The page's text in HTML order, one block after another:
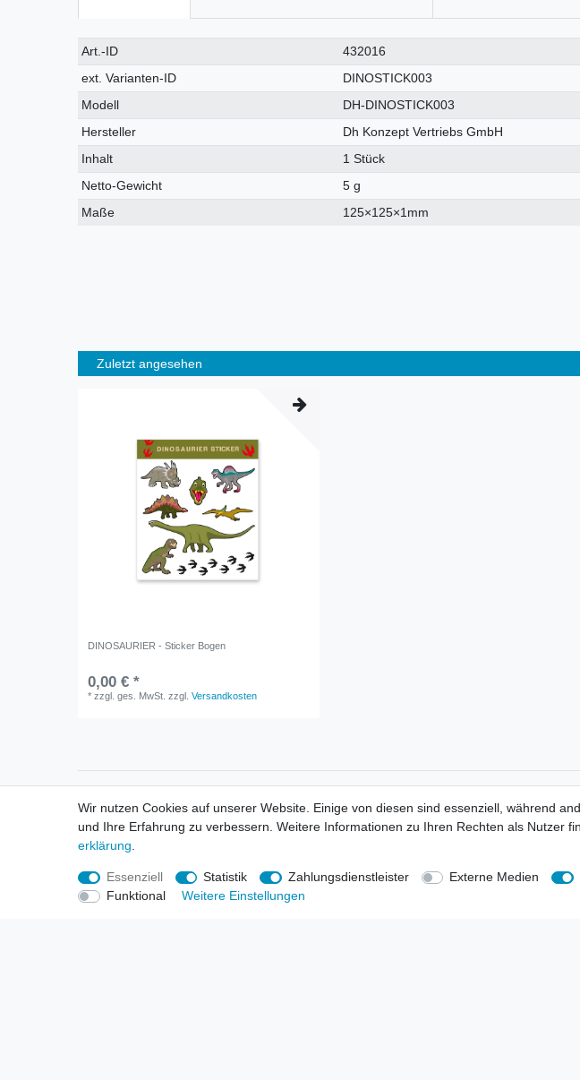
Technisches
Merkmal
Wert
Art.-ID
432016
ext. Varianten-ID
DINOSTICK003
Modell
DH-DINOSTICK003
Hersteller
Dh Konzept Vertriebs GmbH
Inhalt
1 Stück
Netto-Gewicht
5 g
Maße
125×125×1mm
Zuletzt angesehen
DINOSAURIER - Sticker Bogen
0,00 € *
*zzgl. ges. MwSt. zzgl.Versandkosten
Informationen
Neukunden / New Accounts
Zahlung
Versandkosten
Entsorgungs- & Umweltbestimmungen
Größentabellen
Informationen
Händlerbund - rechtssicher verkaufen
Produkt-Kataloge
Über uns
Wir nutzen Cookies auf unserer Website. Einige von diesen sind essenziell, während
und Ihre Erfahrung zu verbessern. Weitere Informationen zu Ihren Rechten als Nutzer
erklärung
Essenziell Statistik Zahlungsdienstleister Externe Medien
Funktional
Weitere Einstellungen